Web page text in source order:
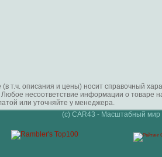
т.ч. описания и цены) носит справочный
Любое несоответствие информации о
или уточняйте у менеджера.
(c) CAR43 - Масштабный мир